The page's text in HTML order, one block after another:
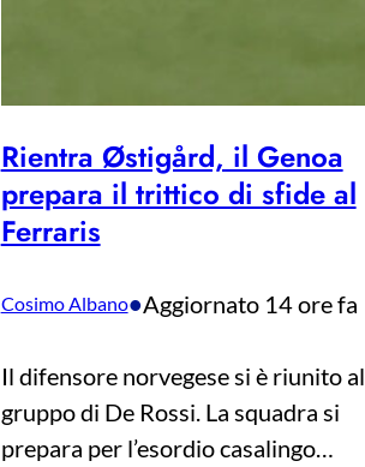
Rientra Østigård, il Genoa
prepara il trittico di sfide al
Ferraris
Cosimo Albano•Aggiornato 14 ore fa
Il difensore norvegese si è riunito al
gruppo di De Rossi. La squadra si
prepara per l’esordio casalingo…